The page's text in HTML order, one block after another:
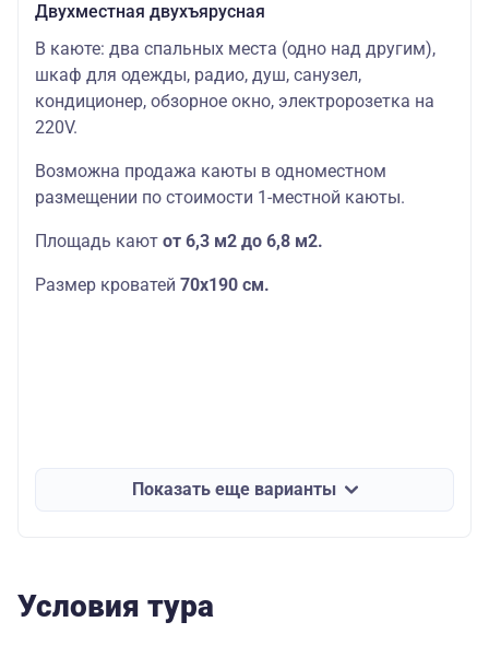
Двухместная двухъярусная
В каюте: два спальных места (одно над другим),
шкаф для одежды, радио, душ, санузел,
кондиционер, обзорное окно, электророзетка на
220V.
Возможна продажа каюты в одноместном
размещении по стоимости 1-местной каюты.
Площадь кают от 6,3 м2 до 6,8 м2.
Размер кроватей 70х190 см.
Показать еще варианты
Условия тура